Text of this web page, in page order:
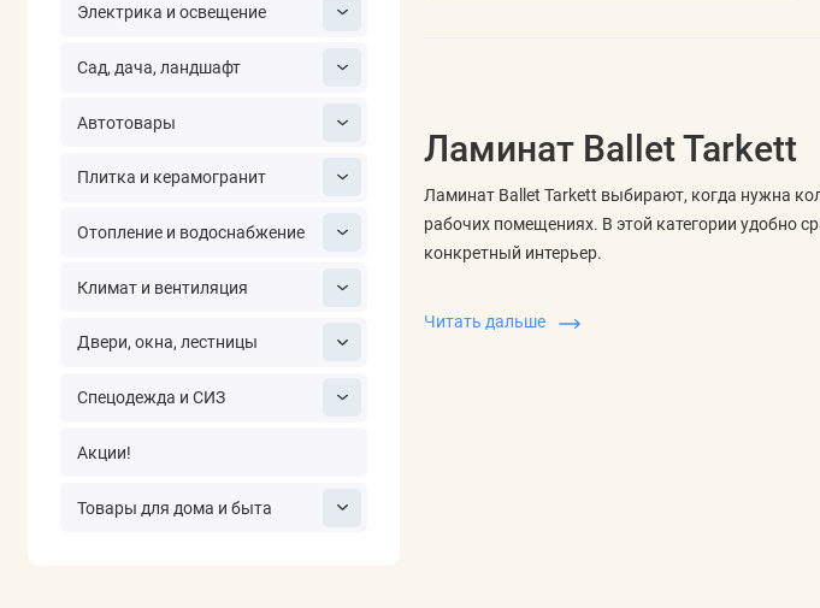
Электрика и освещение
Сад, дача, ландшафт
Автотовары
Плитка и керамогранит
Отопление и водоснабжение
Климат и вентиляция
Двери, окна, лестницы
Спецодежда и СИЗ
Акции!
Товары для дома и быта
Ламинат Ballet Tarkett
Ламинат Ballet Tarkett выбирают, когда нужна
рабочих помещениях. В этой категории удобно
конкретный интерьер.
Читать дальше